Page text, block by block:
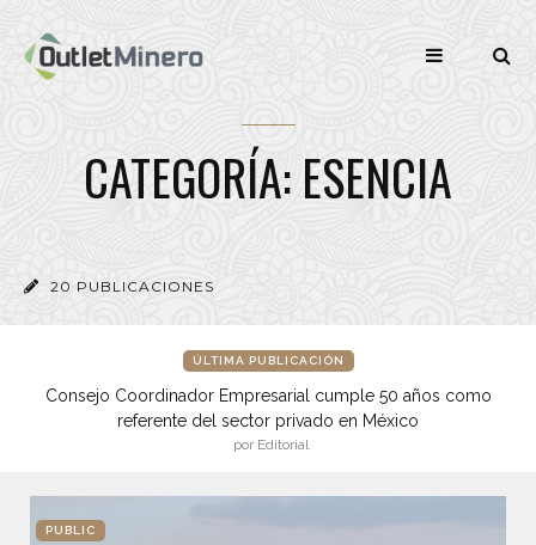
CATEGORÍA: ESENCIA
20 PUBLICACIONES
ÚLTIMA PUBLICACIÓN
Consejo Coordinador Empresarial cumple 50 años como
referente del sector privado en México
por Editorial
PUBLIC